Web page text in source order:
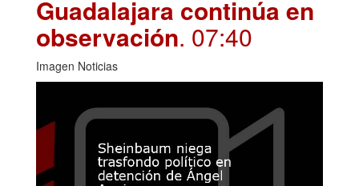
Guadalajara continúa en
observación. 07:40
Imagen Noticias